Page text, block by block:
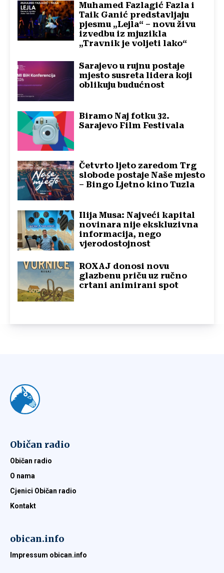
Muhamed Fazlagić Fazla i
Taik Ganić predstavljaju
pjesmu „Lejla“ – novu živu
izvedbu iz mjuzikla
„Travnik je voljeti lako“
Sarajevo u rujnu postaje
mjesto susreta lidera koji
oblikuju budućnost
Biramo Naj fotku 32.
Sarajevo Film Festivala
Četvrto ljeto zaredom Trg
slobode postaje Naše mjesto
– Bingo Ljetno kino Tuzla
Ilija Musa: Najveći kapital
novinara nije ekskluzivna
informacija, nego
vjerodostojnost
ROXAJ donosi novu
glazbenu priču uz ručno
crtani animirani spot
Običan radio
Običan radio
O nama
Cjenici Običan radio
Kontakt
obican.info
Impressum obican.info